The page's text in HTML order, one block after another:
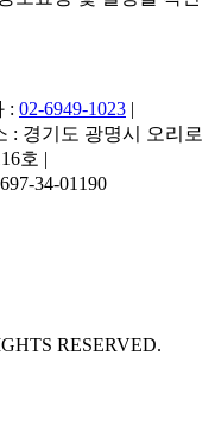
: 02-6949-1023 |
: 경기도 광명시 오리로
호 |
34-01190
RESERVED.